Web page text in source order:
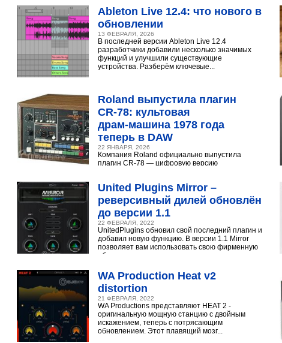
Ableton Live 12.4: что нового в
обновлении
13 ФЕВРАЛЯ, 2026
В последней версии Ableton Live 12.4
разработчики добавили несколько значимых
функций и улучшили существующие
устройства. Разберём ключевые...
Roland выпустила плагин
CR‑78: культовая
драм‑машина 1978 года
теперь в DAW
22 ЯНВАРЯ, 2026
Компания Roland официально выпустила
плагин CR-78 — цифровую версию
United Plugins Mirror –
реверсивный дилей обновлён
до версии 1.1
22 ФЕВРАЛЯ, 2022
UnitedPlugins обновил свой последний плагин и
добавил новую функцию. В версии 1.1 Mirror
позволяет вам использовать свою фирменную
обратную...
WA Production Heat v2
distortion
21 ФЕВРАЛЯ, 2022
WA Productions представляют HEAT 2 -
оригинальную мощную станцию с двойным
искажением, теперь с потрясающим
обновлением. Этот плавящий мозг...